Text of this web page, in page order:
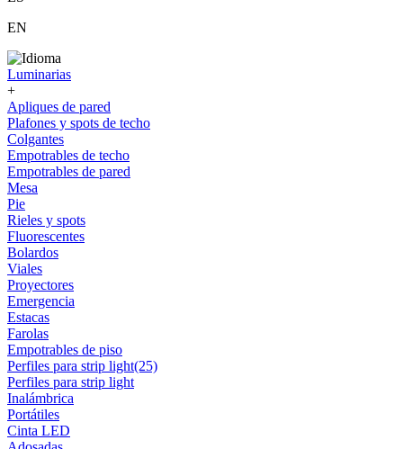
EN
Luminarias
+
Apliques de pared
Plafones y spots de techo
Colgantes
Empotrables de techo
Empotrables de pared
Mesa
Pie
Rieles y spots
Fluorescentes
Bolardos
Viales
Proyectores
Emergencia
Estacas
Farolas
Empotrables de piso
Perfiles para strip light(25)
Perfiles para strip light
Inalámbrica
Portátiles
Cinta LED